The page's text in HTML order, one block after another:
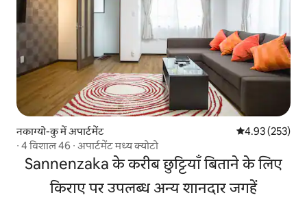
नकाग्यो-कु में अपार्टमेंट औसत रेटिंग 5 में से
4.93 (253)
∙ 4 विशाल 46 ∙ अपार्टमेंट मध्य क्योटो
Sannenzaka के करीब छुट्टियाँ बिताने के लिए
किराए पर उपलब्ध अन्य शानदार जगहें